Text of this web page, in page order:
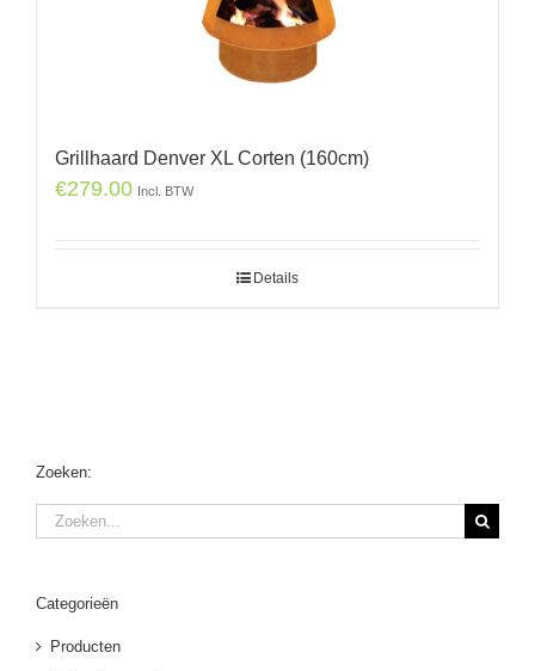
Grillhaard Denver XL Corten (160cm)
€279.00 Incl. BTW
Details
Zoeken:
Zoeken
naar:
Categorieën
Producten